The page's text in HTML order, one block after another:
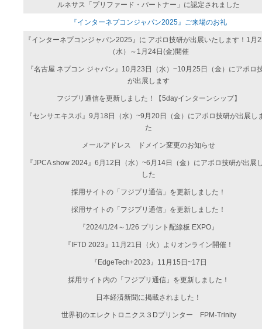
ルネサス「プリファード・パートナー」に認定されました
『インターネプコンジャパン2025』ご来場のお礼
『インターネプコンジャパン2025』に アポロ技研が出展いたします！1月
（水）～1月24日(金)開催
『名古屋 ネプコン ジャパン』10月23日（水）~10月25日（金）にアポロ
が出展します
フジプリ通信を更新しました！【5dayインターンシップ】
『センサエキスポ』9月18日（水）~9月20日（金）にアポロ技研が出展し
た
メールアドレス ドメイン変更のお知らせ
『JPCA show 2024』6月12日（水）~6月14日（金）にアポロ技研が出展
した
採用サイトの「フジプリ通信」を更新しました！
採用サイトの「フジプリ通信」を更新しました！
『2024/1/24～1/26 プリント配線板 EXPO』
『IFTD 2023』11月21日（火）よりオンライン開催！
『EdgeTech+2023』11月15日~17日
採用サイト内の「フジプリ通信」を更新しました！
日本経済新聞に掲載されました！
世界初のエレクトロニクス３Dプリンター FPM-Trinity